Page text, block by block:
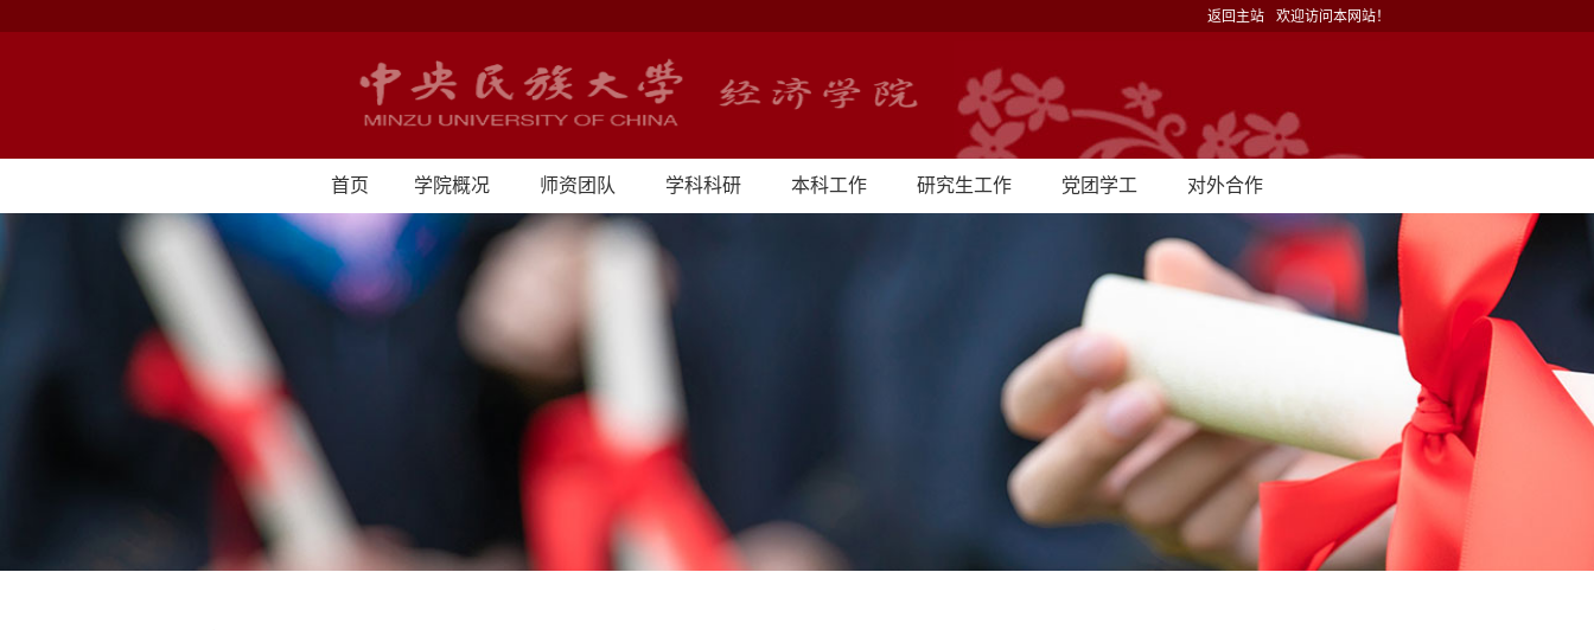
返回主站 欢迎访问本网站！
首页 学院概况 师资团队 学科科研 本科工作 研究生工作 党团学工 对外合作